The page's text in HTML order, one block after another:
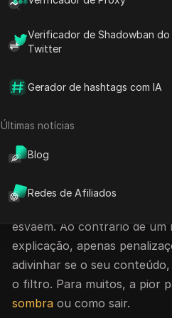
Verificador de Shadowban do
Twitter
Gerador de hashtags com IA
Últimas notícias
Blog
Redes de Afiliados
Centenas de tópicos no
assinalaram casos em que
pesquisas, vídeos
porque é que o shadow
Não é só a queda súbita nas
profunda: podes carregar,
criadores percam semanas
esvaem. Ao contrário de
explicação, apenas
adivinhar se o seu
o filtro. Para muitos, a pior
sombra ou como sair.